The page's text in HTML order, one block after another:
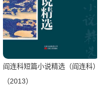
阎连科短篇小说精选（阎连科）
（2013）